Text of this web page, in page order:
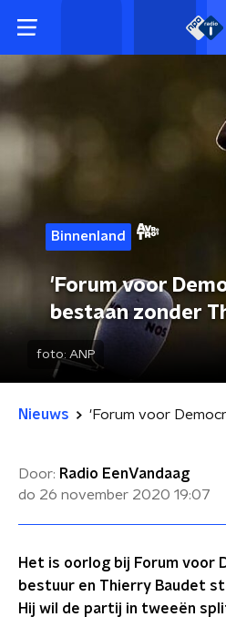
Binnenland
'Forum voor
bestaan zonder
foto: ANP
Nieuws
Door: Radio EenVandaag
do 26 november 2020 19:07
Het is oorlog bij Forum voor
bestuur en Thierry Baudet
Hij wil de partij in tweeën